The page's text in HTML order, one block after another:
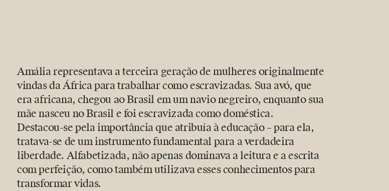
Amália representava a terceira geração de mulheres originalmente
vindas da África para trabalhar como escravizadas. Sua avó, que
era africana, chegou ao Brasil em um navio negreiro, enquanto sua
mãe nasceu no Brasil e foi escravizada como doméstica.
Destacou-se pela importância que atribuía à educação – para ela,
tratava-se de um instrumento fundamental para a verdadeira
liberdade. Alfabetizada, não apenas dominava a leitura e a escrita
com perfeição, como também utilizava esses conhecimentos para
transformar vidas.